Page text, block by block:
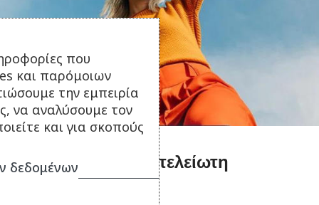
Μια φωτογραφία. Ατελείωτη
που
και παρόμοιων
την εμπειρία
να αναλύσουμε τον
και για σκοπούς
δεδομένων